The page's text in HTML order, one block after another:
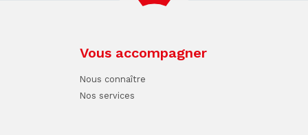
Vous accompagner
Nous connaître
Nos services